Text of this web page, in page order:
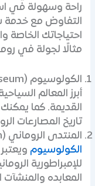
راحة وسهولة في
التفاوض مع
احتياجاتك الخاصة
مثالًا لجولة في
أبرز المعالم
القديمة. كما
تاريخ المصارعات
المنتدى الروماني (Roman Forum): يقع بالقرب من
الكولوسيوم
للإمبراطورية
المعابده والمنشآت